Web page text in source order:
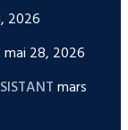
2026
mai 28, 2026
mars